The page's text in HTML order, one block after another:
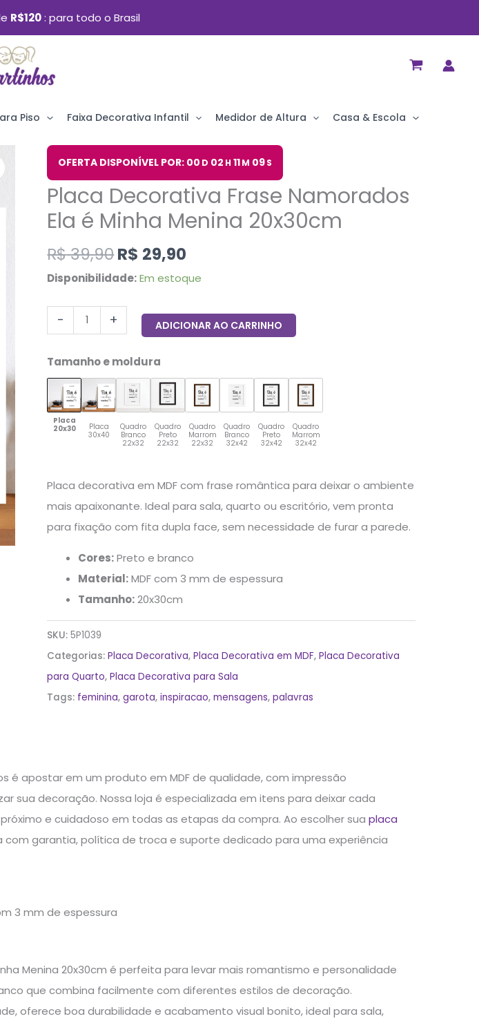
R$120 para todo o Brasil
Piso Faixa Decorativa Infantil Medidor de Altura Casa & Escola
OFERTA DISPONÍVEL POR: 00 D 02 H 11M 08S
Placa Decorativa Frase Namorados
Ela é Minha Menina 20x30cm
R$39,90
O
preço
original
era:
R$ 29,90
O
preço
atual
é:
Disponibilidade: Em estoque
-
Placa
Decorativa
Frase
Namorados
é
Minha
20x30cm
+ ADICIONAR AO CARRINHO
Tamanho e moldura
Placa
20x30
Placa
30x40
Quadro
Branco
22x32
Quadro
Preto
22x32
Quadro
Marrom
22x32
Quadro
Branco
32x42
Quadro
Preto
32x42
Quadro
Marrom
32x42
Placa decorativa em MDF com frase romântica para deixar o ambiente
mais apaixonante. Ideal para sala, quarto ou escritório, vem pronta
para fixação com fita dupla face, sem necessidade de furar a parede.
Cores:Preto e branco
Material:MDF com 3 mm de espessura
Tamanho:20x30cm
SKU:5P1039
Categorias:Placa Decorativa,Placa Decorativa em MDF,Placa Decorativa
para Quarto,Placa Decorativa para Sala
Tags: feminina,garota,inspiracao,mensagens,palavras
é apostar em um produto em MDF de qualidade, com impressão
sua decoração. Nossa loja é especializada em itens para deixar cada
e cuidadoso em todas as etapas da compra. Ao escolher sua placa
com garantia, política de troca e suporte dedicado para uma experiência
3 mm de espessura
Menina 20x30cm é perfeita para levar mais romantismo e personalidade
que combina facilmente com diferentes estilos de decoração.
oferece boa durabilidade e acabamento visual bonito, ideal para sala,